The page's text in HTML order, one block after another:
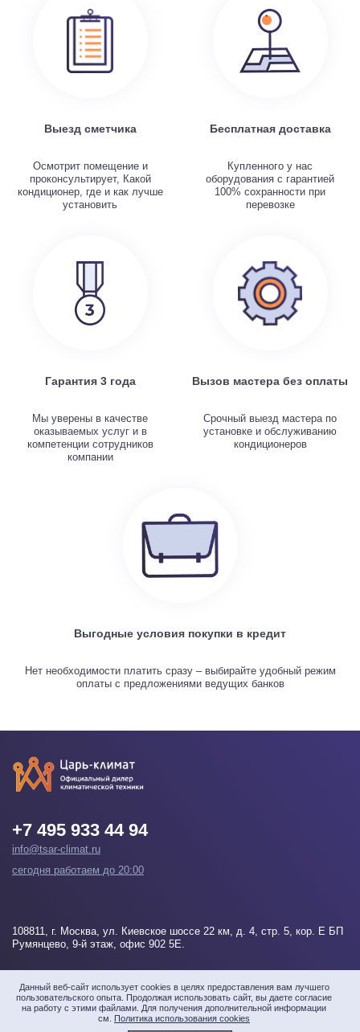
Данный веб-сайт использует cookies в целях предоставления вам лучшего
пользовательского опыта. Продолжая использовать сайт, вы даете согласие
на работу с этими файлами. Для получения дополнительной информации
см. Политика использования cookies
Выезд сметчика
Осмотрит помещение и
проконсультирует, Какой
кондиционер, где и как лучше
установить
Бесплатная доставка
Купленного у нас
оборудования с гарантией
100% сохранности при
перевозке
Гарантия 3 года
Мы уверены в качестве
оказываемых услуг и в
компетенции сотрудников
компании
Вызов мастера без оплаты
Срочный выезд мастера по
установке и обслуживанию
кондиционеров
Выгодные условия покупки в кредит
Нет необходимости платить сразу – выбирайте удобный режим
оплаты с предложениями ведущих банков
+7 495 933 44 94
info@tsar-climat.ru
сегодня работаем до 20:00
108811, г. Москва, ул. Киевское шоссе 22 км, д. 4, стр. 5, кор. Е БП
Румянцево, 9-й этаж, офис 902 5Е.
Напишите нам